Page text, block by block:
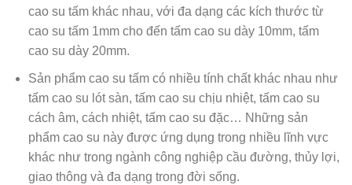
cao su tấm khác nhau, với đa dạng các kích thước từ
cao su tấm 1mm cho đến tấm cao su dày 10mm, tấm
cao su dày 20mm.
Sản phẩm cao su tấm có nhiều tính chất khác nhau như
tấm cao su lót sàn, tấm cao su chịu nhiệt, tấm cao su
cách âm, cách nhiệt, tấm cao su đặc… Những sản
phẩm cao su này được ứng dụng trong nhiều lĩnh vực
khác như trong ngành công nghiệp cầu đường, thủy lợi,
giao thông và đa dạng trong đời sống.